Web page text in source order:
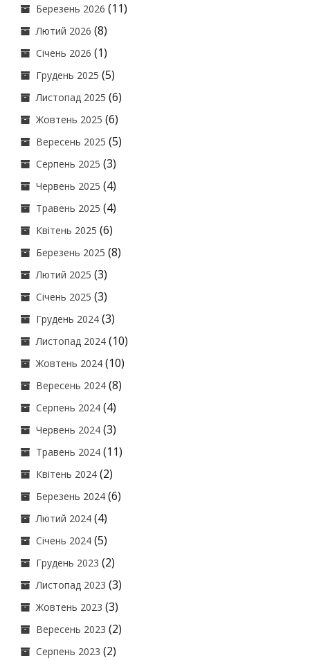
Березень 2026 (11)
Лютий 2026 (8)
Січень 2026 (1)
Грудень 2025 (5)
Листопад 2025 (6)
Жовтень 2025 (6)
Вересень 2025 (5)
Серпень 2025 (3)
Червень 2025 (4)
Травень 2025 (4)
Квітень 2025 (6)
Березень 2025 (8)
Лютий 2025 (3)
Січень 2025 (3)
Грудень 2024 (3)
Листопад 2024 (10)
Жовтень 2024 (10)
Вересень 2024 (8)
Серпень 2024 (4)
Червень 2024 (3)
Травень 2024 (11)
Квітень 2024 (2)
Березень 2024 (6)
Лютий 2024 (4)
Січень 2024 (5)
Грудень 2023 (2)
Листопад 2023 (3)
Жовтень 2023 (3)
Вересень 2023 (2)
Серпень 2023 (2)